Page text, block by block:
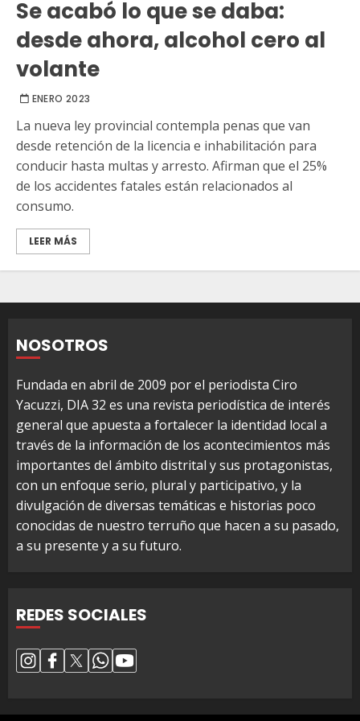
Se acabó lo que se daba:
desde ahora, alcohol cero al
volante
ENERO 2023
La nueva ley provincial contempla penas que van
desde retención de la licencia e inhabilitación para
conducir hasta multas y arresto. Afirman que el 25%
de los accidentes fatales están relacionados al
consumo.
LEER MÁS
NOSOTROS
Fundada en abril de 2009 por el periodista Ciro
Yacuzzi, DIA 32 es una revista periodística de interés
general que apuesta a fortalecer la identidad local a
través de la información de los acontecimientos más
importantes del ámbito distrital y sus protagonistas,
con un enfoque serio, plural y participativo, y la
divulgación de diversas temáticas e historias poco
conocidas de nuestro terruño que hacen a su pasado,
a su presente y a su futuro.
REDES SOCIALES